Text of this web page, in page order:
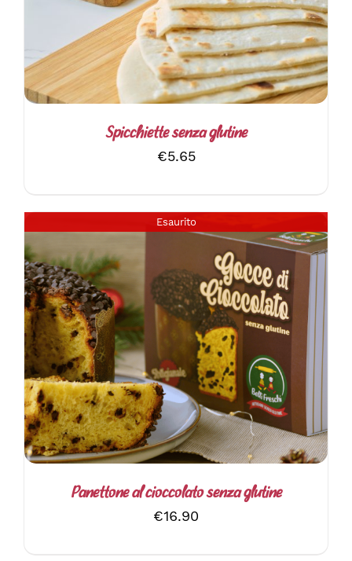
Spicchiette senza glutine
€5.65
Esaurito
DETTAGLI
Panettone al cioccolato senza glutine
€16.90